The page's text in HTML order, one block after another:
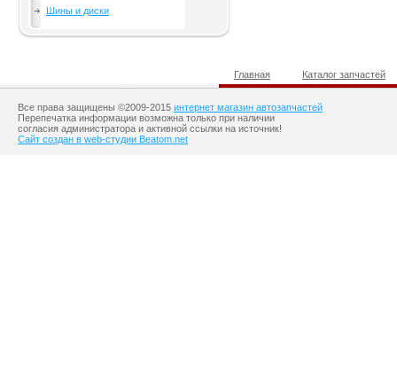
Шины и диски
Главная Каталог запчастей
Все права защищены ©2009-2015 интернет магазин автозапчастей
Перепечатка информации возможна только при наличии
согласия администратора и активной ссылки на источник!
Сайт создан в web-студии Beatom.net